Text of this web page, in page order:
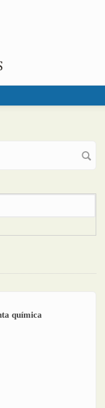
química